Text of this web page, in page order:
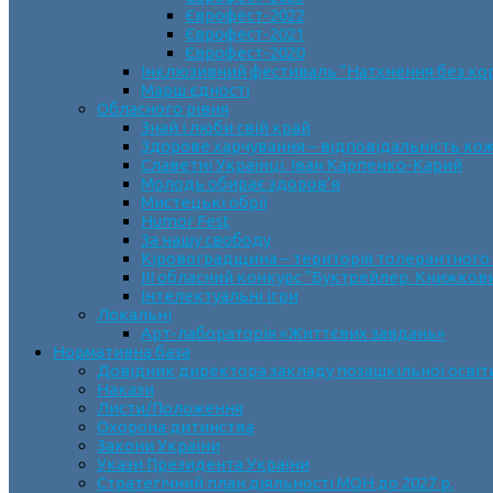
Єврофест-2022
Єврофест-2021
Єврофест-2020
Інклюзивний фестиваль “Натхнення без
Марш єдності
Обласного рівня
Знай і люби свій край
Здорове харчування – відповідальність
Славетні Українці. Іван Карпенко-Карий
Молодь обирає здоров’я
Мистецькі обрії
Humor Fest
За нашу свободу
Кіровоградщина – територія
ІII обласний конкурс “Буктрейлер.
Інтелектуальні ігри
Локальні
Арт-лабораторія «Життєвих завдань»
Нормативна база
Довідник директора закладу позашкільної
Накази
Листи/Положення
Охорона дитинства
Закони України
Укази Президента України
Стратегічний план діяльності МОН до 2027 р.